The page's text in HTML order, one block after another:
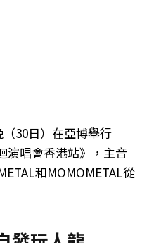
（30日）在亞博舉行
演唱會香港站》，主音
和MOMOMETAL從